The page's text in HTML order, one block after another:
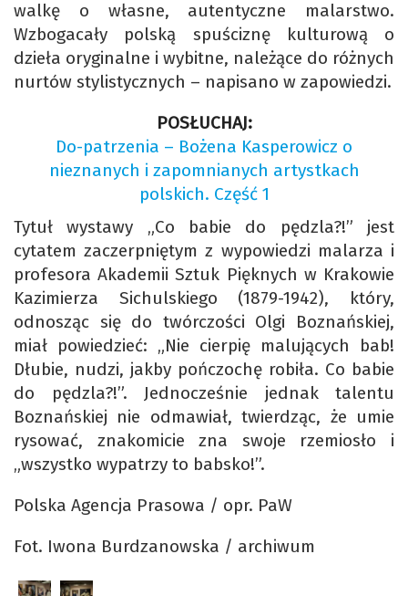
walkę o własne, autentyczne malarstwo.
Wzbogacały polską spuściznę kulturową o
dzieła oryginalne i wybitne, należące do różnych
nurtów stylistycznych – napisano w zapowiedzi.
POSŁUCHAJ:
Do-patrzenia – Bożena Kasperowicz o
nieznanych i zapomnianych artystkach
polskich. Część 1
Tytuł wystawy „Co babie do pędzla?!” jest
cytatem zaczerpniętym z wypowiedzi malarza i
profesora Akademii Sztuk Pięknych w Krakowie
Kazimierza Sichulskiego (1879-1942), który,
odnosząc się do twórczości Olgi Boznańskiej,
miał powiedzieć: „Nie cierpię malujących bab!
Dłubie, nudzi, jakby pończochę robiła. Co babie
do pędzla?!”. Jednocześnie jednak talentu
Boznańskiej nie odmawiał, twierdząc, że umie
rysować, znakomicie zna swoje rzemiosło i
„wszystko wypatrzy to babsko!”.
Polska Agencja Prasowa / opr. PaW
Fot. Iwona Burdzanowska / archiwum